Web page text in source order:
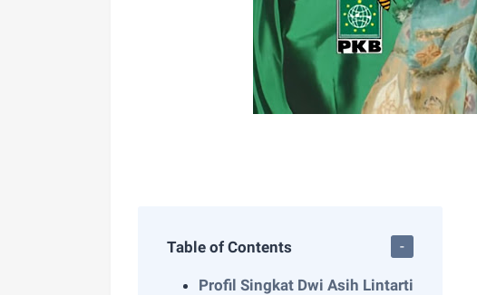
Table of Contents
Profil Singkat Dwi Asih Lintarti